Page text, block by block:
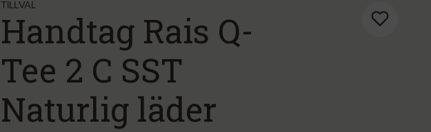
TILLVAL
Handtag Rais Q-
Tee 2 C SST
Naturlig läder